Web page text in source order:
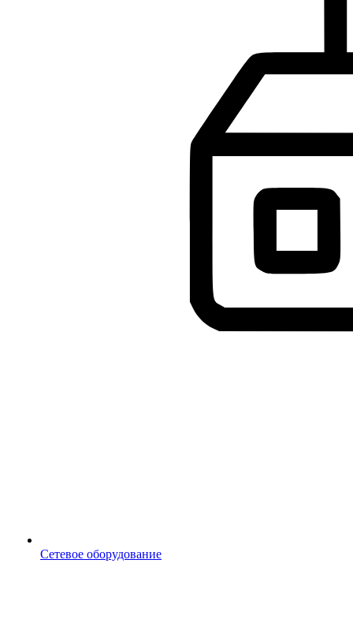
Сетевое оборудование